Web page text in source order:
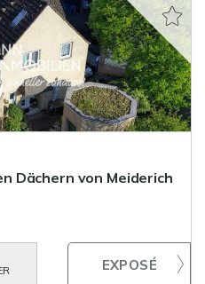
Dächern von Meiderich